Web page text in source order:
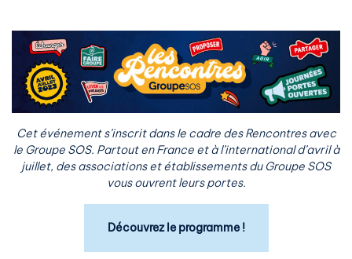
Cet événement s’inscrit dans le cadre des Rencontres avec
le Groupe SOS. Partout en France et à l’international d’avril à
juillet, des associations et établissements du Groupe SOS
vous ouvrent leurs portes.
Découvrez le programme !